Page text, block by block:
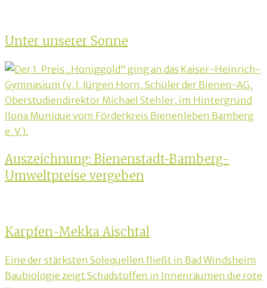
Unter unserer Sonne
Auszeichnung: Bienenstadt-Bamberg-
Umweltpreise vergeben
Karpfen-Mekka Aischtal
Beitragsnavigation
Eine der stärksten Solequellen fließt in Bad Windsheim
Baubiologie zeigt Schadstoffen in Innenräumen die rote